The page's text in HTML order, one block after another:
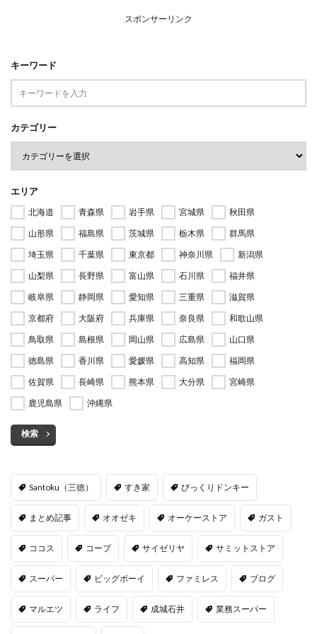
スポンサーリンク
キーワード
カテゴリー
エリア
北海道 青森県 岩手県 宮城県
秋田県
山形県
福島県 茨城県 栃木県
群馬県
埼玉県
千葉県 東京都 神奈川県
新潟県
山梨県
長野県 富山県 石川県
福井県
岐阜県
静岡県 愛知県 三重県
滋賀県
京都府
大阪府 兵庫県 奈良県
和歌山県
鳥取県
島根県 岡山県 広島県
山口県
徳島県
香川県 愛媛県 高知県
福岡県
佐賀県
長崎県 熊本県 大分県
宮崎県
鹿児島県
沖縄県
検索
Santoku（三徳） すき家 びっくりドンキー
まとめ記事 オオゼキ オーケーストア ガスト
ココス コープ サイゼリヤ サミットストア
スーパー ビッグボーイ ファミレス ブログ
マルエツ ライフ 成城石井 業務スーパー